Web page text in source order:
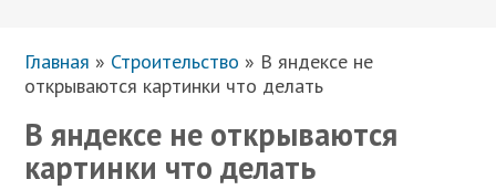
Главная » Строительство » В яндексе не
открываются картинки что делать
В яндексе не открываются
картинки что делать